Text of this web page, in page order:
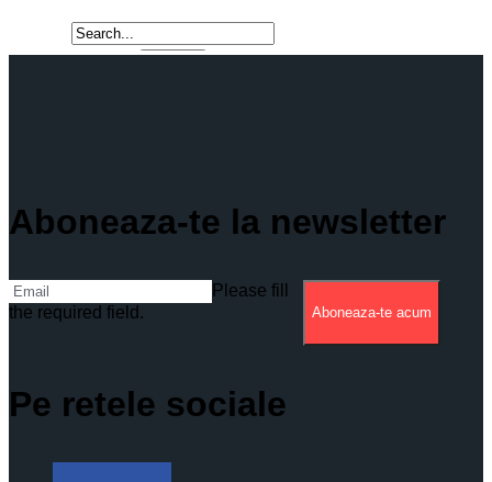
Aboneaza-te la newsletter
Please fill
the required field.
Aboneaza-te acum
Pe retele sociale